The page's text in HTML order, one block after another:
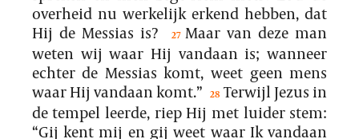
overheid nu werkelijk erkend hebben, dat
Hij de Messias is?
27 Maar van deze man
weten wij waar Hij vandaan is; wanneer
echter de Messias komt, weet geen mens
waar Hij vandaan komt.”
28 Terwijl Jezus in
de tempel leerde, riep Hij met luider stem:
“Gij kent mij en gij weet waar Ik vandaan